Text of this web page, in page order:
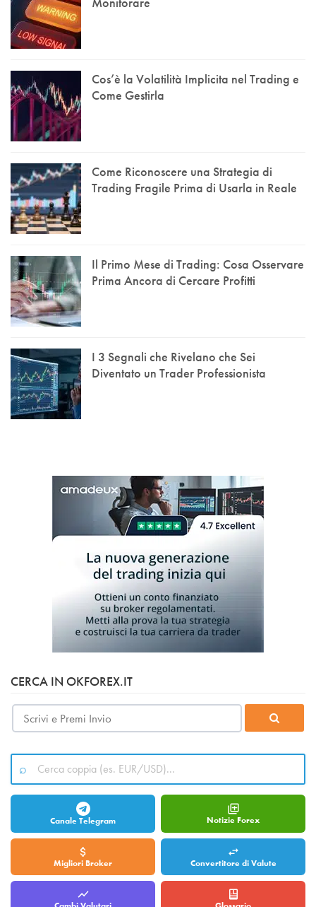
Cos’è la Volatilità Implicita nel Trading e
Come Gestirla
Come Riconoscere una Strategia di
Trading Fragile Prima di Usarla in Reale
Il Primo Mese di Trading: Cosa Osservare
Prima Ancora di Cercare Profitti
I 3 Segnali che Rivelano che Sei
Diventato un Trader Professionista
CERCA IN OKFOREX.IT
Canale Telegram Notizie Forex
Migliori Broker Convertitore di Valute